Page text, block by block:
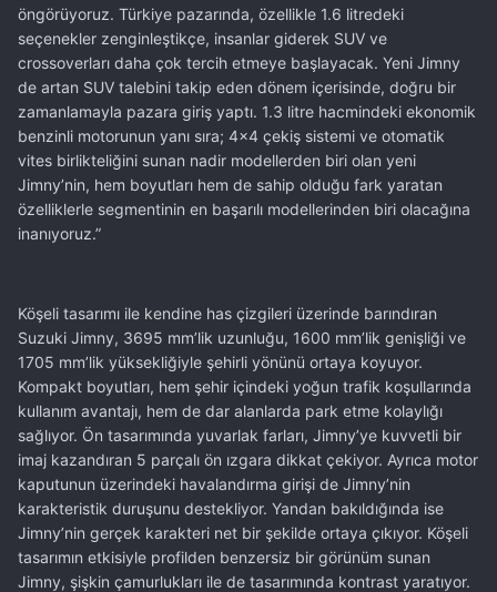
öngörüyoruz. Türkiye pazarında, özellikle 1.6 litredeki
seçenekler zenginleştikçe, insanlar giderek SUV ve
crossoverları daha çok tercih etmeye başlayacak. Yeni Jimny
de artan SUV talebini takip eden dönem içerisinde, doğru bir
zamanlamayla pazara giriş yaptı. 1.3 litre hacmindeki ekonomik
benzinli motorunun yanı sıra; 4x4 çekiş sistemi ve otomatik
vites birlikteliğini sunan nadir modellerden biri olan yeni
Jimny’nin, hem boyutları hem de sahip olduğu fark yaratan
özelliklerle segmentinin en başarılı modellerinden biri olacağına
inanıyoruz.”
Köşeli tasarımı ile kendine has çizgileri üzerinde barındıran
Suzuki Jimny, 3695 mm’lik uzunluğu, 1600 mm’lik genişliği ve
1705 mm’lik yüksekliğiyle şehirli yönünü ortaya koyuyor.
Kompakt boyutları, hem şehir içindeki yoğun trafik koşullarında
kullanım avantajı, hem de dar alanlarda park etme kolaylığı
sağlıyor. Ön tasarımında yuvarlak farları, Jimny’ye kuvvetli bir
imaj kazandıran 5 parçalı ön ızgara dikkat çekiyor. Ayrıca motor
kaputunun üzerindeki havalandırma girişi de Jimny’nin
karakteristik duruşunu destekliyor. Yandan bakıldığında ise
Jimny’nin gerçek karakteri net bir şekilde ortaya çıkıyor. Köşeli
tasarımın etkisiyle profilden benzersiz bir görünüm sunan
Jimny, şişkin çamurlukları ile de tasarımında kontrast yaratıyor.